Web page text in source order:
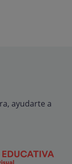
ayudarte a